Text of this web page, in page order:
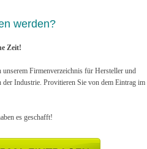
werden?
Zeit!
unserem Firmenverzeichnis für Hersteller und
der Industrie. Provitieren Sie von dem Eintrag im
es geschafft!